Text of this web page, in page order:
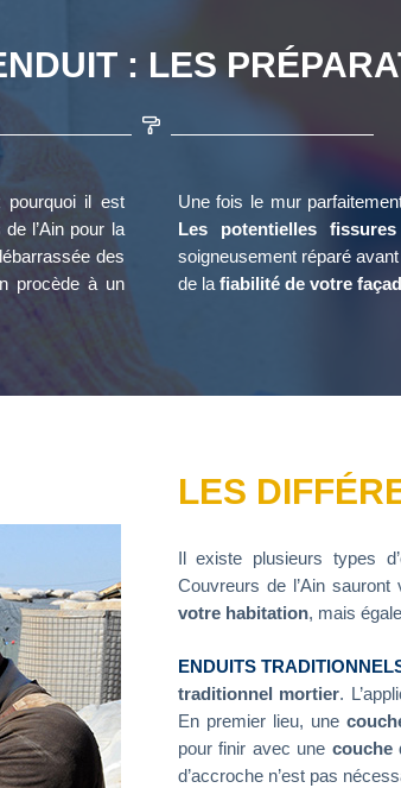
: LES
pourquoi il est
l’Ain pour la
des
procède à un
Une fois le mur
Les potentielles fissures
soigneusement réparé
de la fiabilité de votre façad
LES
Il existe plusieurs types
Couvreurs de l’Ain
votre habitation, mais
ENDUITS
traditionnel mortier.
En premier lieu, une
pour finir avec une couche
d’accroche n’est pas